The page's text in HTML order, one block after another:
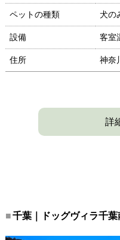
ペットの種類 犬の
設備 客室
住所 神奈
詳
千葉｜ドッグヴィラ千葉